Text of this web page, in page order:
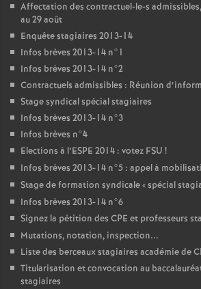
Affectation des contractuel-le-s
au 29 août
Enquête stagiaires 2013-14
Infos brèves 2013-14 n°1
Infos brèves 2013-14 n°2
Contractuels admissibles : Réunion
Stage syndical spécial stagiaires
Infos brèves 2013-14 n°3
Infos brèves n°4
Elections à l’ESPE 2014 : votez FSU !
Infos brèves 2013-14 n°5 : appel à
Stage de formation syndicale «spécial
Infos brèves 2013-14 n°6
Signez la pétition des CPE et professeurs
Mutations, notation, inspection...
Liste des berceaux stagiaires académie de
Titularisation et convocation au
stagiaires